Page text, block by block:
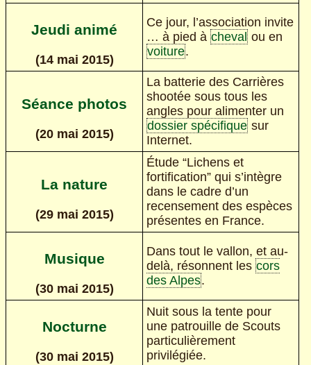
Jeudi animé
(14 mai 2015)
Ce jour, l’association invite
… à pied à cheval ou en
voiture.
Séance photos
(20 mai 2015)
La batterie des Carrières
shootée sous tous les
angles pour alimenter un
dossier spécifique sur
Internet.
La nature
(29 mai 2015)
Étude “Lichens et
fortification” qui s’intègre
dans le cadre d’un
recensement des espèces
présentes en France.
Musique
(30 mai 2015)
Dans tout le vallon, et au-
delà, résonnent les cors
des Alpes.
Nocturne
(30 mai 2015)
Nuit sous la tente pour
une patrouille de Scouts
particulièrement
privilégiée.